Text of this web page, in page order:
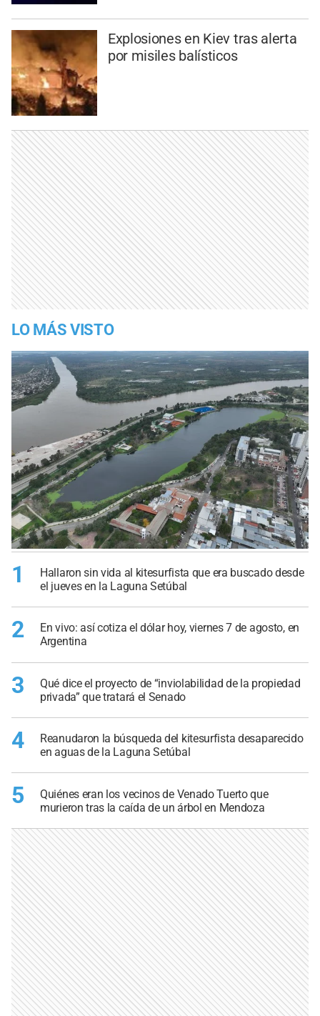
Explosiones en Kiev tras alerta
por misiles balísticos
LO MÁS VISTO
1
Hallaron sin vida al kitesurfista que era buscado desde
el jueves en la Laguna Setúbal
2
En vivo: así cotiza el dólar hoy, viernes 7 de agosto, en
Argentina
3
Qué dice el proyecto de “inviolabilidad de la propiedad
privada” que tratará el Senado
4
Reanudaron la búsqueda del kitesurfista desaparecido
en aguas de la Laguna Setúbal
5
Quiénes eran los vecinos de Venado Tuerto que
murieron tras la caída de un árbol en Mendoza